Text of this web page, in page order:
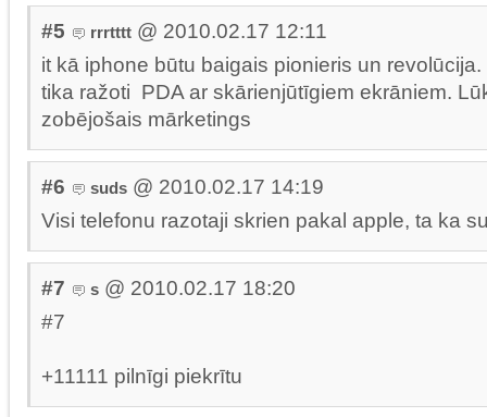
#5 rrrtttt @ 2010.02.17 12:11
it kā iphone būtu baigais pionieris un
tika ražoti PDA ar skārienjūtīgiem ekrāniem.
zobējošais mārketings
#6 suds @ 2010.02.17 14:19
Visi telefonu razotaji skrien pakal apple, ta ka
#7 s @ 2010.02.17 18:20
#7
+11111 pilnīgi piekrītu